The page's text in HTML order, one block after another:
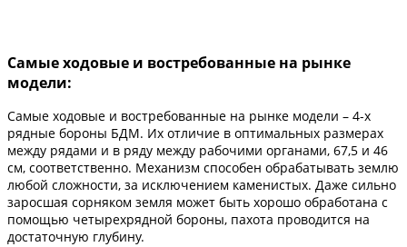
Самые ходовые и востребованные на рынке
модели:
Самые ходовые и востребованные на рынке модели – 4-х
рядные бороны БДМ. Их отличие в оптимальных размерах
между рядами и в ряду между рабочими органами, 67,5 и 46
см, соответственно. Механизм способен обрабатывать землю
любой сложности, за исключением каменистых. Даже сильно
заросшая сорняком земля может быть хорошо обработана с
помощью четырехрядной бороны, пахота проводится на
достаточную глубину.